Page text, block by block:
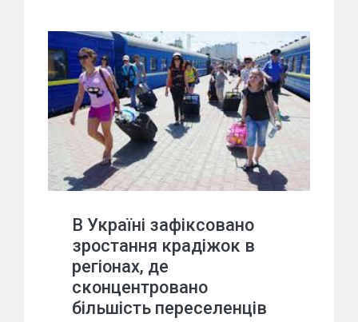
В Україні зафіксовано
зростання крадіжок в
регіонах, де
сконцентровано
більшість переселенців